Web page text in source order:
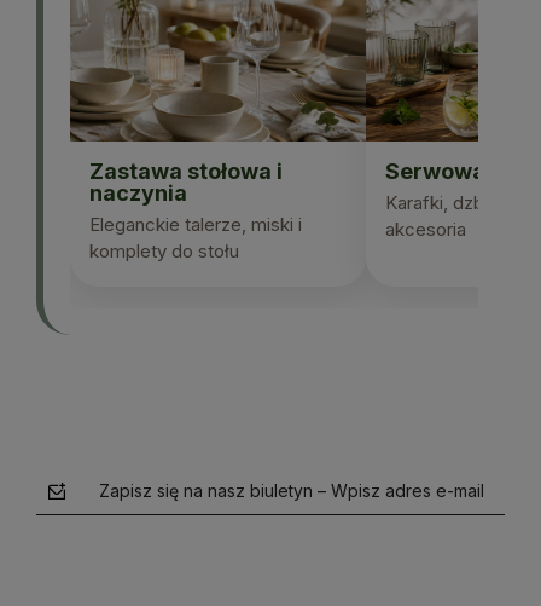
Zastawa stołowa i
naczynia
Eleganckie talerze, miski i
komplety do stołu
Serwowanie
Karafki, dzbanki,
akcesoria
Zapisz się na nasz biuletyn – Wpisz adres e-mail